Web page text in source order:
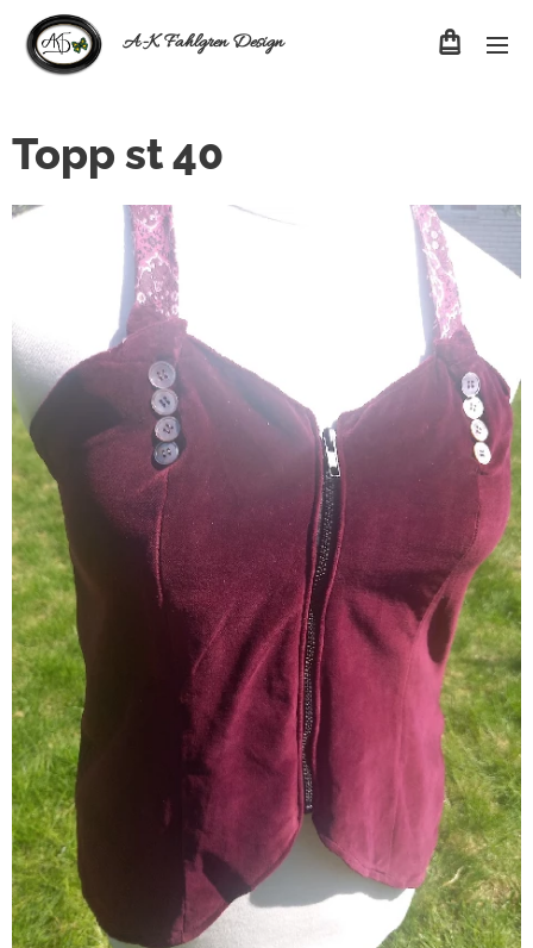
A-K Fahlgren Design
Topp st 40